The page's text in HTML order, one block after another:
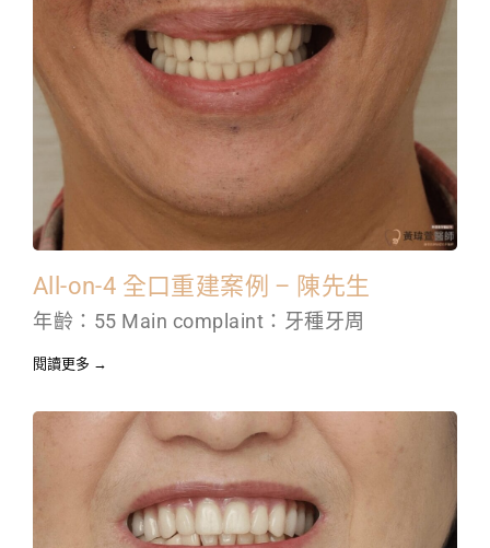
All-on-4 全口重建案例 – 陳先生
年齡：55 Main complaint：牙種牙周
閱讀更多 →